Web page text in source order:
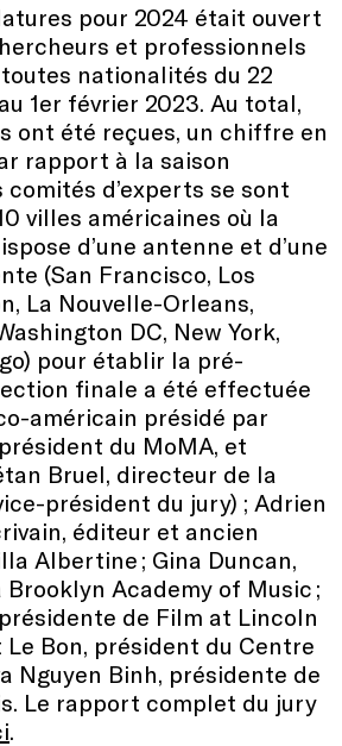
pour 2024 était ouvert
et professionnels
nationalités du 22
1er février 2023. Au total,
ont été reçues, un chiffre en
rapport à la saison
comités d’experts se sont
villes américaines où la
d’une antenne et d’une
(San Francisco, Los
La Nouvelle-Orleans,
DC, New York,
pour établir la pré-
finale a été effectuée
américain présidé par
du MoMA, et
Bruel, directeur de la
président du jury) ; Adrien
éditeur et ancien
Albertine ; Gina Duncan,
Academy of Music ;
de Film at Lincoln
Bon, président du Centre
Nguyen Binh, présidente de
Le rapport complet du jury
.